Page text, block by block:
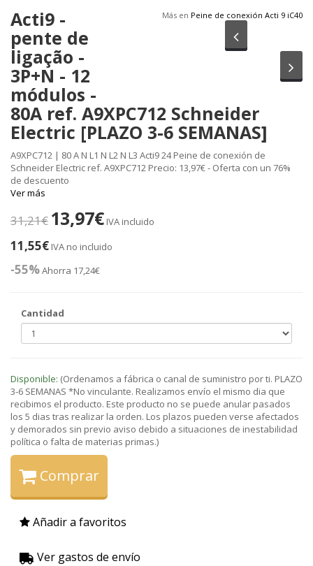
Más en Peine de conexión Acti 9 iC40
Anterior
Acti9 -
pente de
ligação -
3P+N - 12
módulos -
80A ref. A9XPC712 Schneider
Electric [PLAZO 3-6 SEMANAS]
A9XPC712 | 80 A N L1 N L2 N L3 Acti9 24 Peine de conexión de
Schneider Electric ref. A9XPC712 Precio: 13,97€ - Oferta con un 76%
de descuento
Ver más
31,21€ 13,97€ IVA incluido
11,55€ IVA no incluido
-55%Ahorra 17,24€
Cantidad
Disponible: (Ordenamos a fábrica o canal de suministro por ti. PLAZO
3-6 SEMANAS *No vinculante. Realizamos envío el mismo dia que
recibimos el producto. Este producto no se puede anular pasados
los 5 dias tras realizar la orden. Los plazos pueden verse afectados
y demorados sin previo aviso debido a situaciones de inestabilidad
política o falta de materias primas.)
Comprar
Añadir a favoritos
Ver gastos de envío